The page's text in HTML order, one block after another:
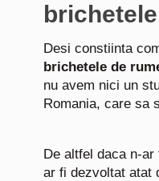
Desi constiinta
brichetele de
nu avem nici un
Romania, care sa
De altfel daca n-
ar fi dezvoltat atat